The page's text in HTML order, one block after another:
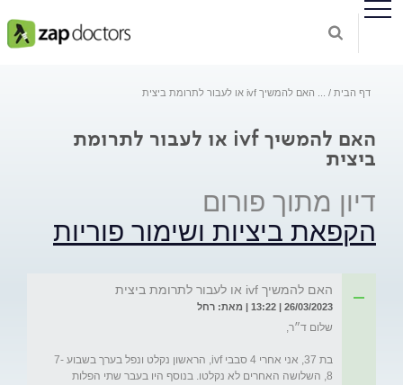
דף הבית האם להמשיך ivf או לעבור לתרומת ביצית
האם להמשיך ivf או לעבור לתרומת
ביצית
דיון מתוך פורום
הקפאת ביציות ושימור פוריות
האם להמשיך ivf או לעבור לתרומת ביצית
26/03/2023 | 13:22 | מאת: רחל
בת 37, אני אחרי 4 סבבי ivf, הראשון נקלט ונפל בערך בשבוע 7-
8, השלושה האחרים לא נקלטו. בנוסף היו בעבר שתי הפלות